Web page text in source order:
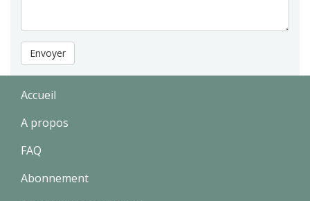
Envoyer
Accueil
A propos
FAQ
Abonnement